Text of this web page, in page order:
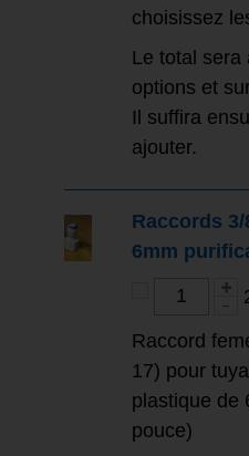
choisissez
Le total sera
options et
Il suffira
ajouter.
Raccords
6mm
Raccord
17) pour
plastique de
pouce)